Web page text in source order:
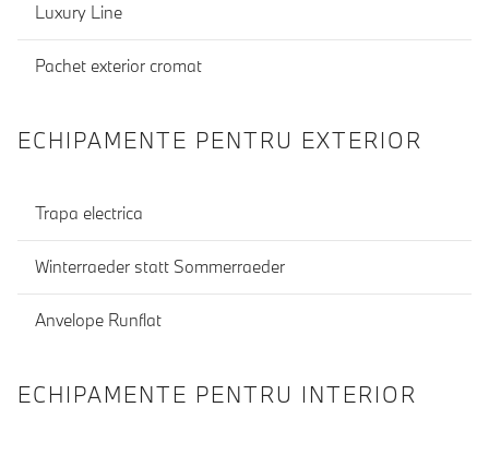
Luxury Line
Pachet exterior cromat
ECHIPAMENTE PENTRU EXTERIOR
Trapa electrica
Winterraeder statt Sommerraeder
Anvelope Runflat
ECHIPAMENTE PENTRU INTERIOR